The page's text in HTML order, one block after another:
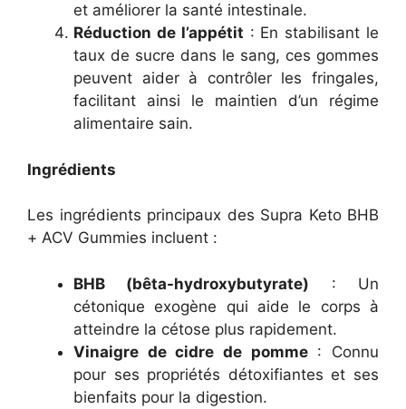
et améliorer la santé intestinale.
Réduction de l’appétit : En stabilisant le
taux de sucre dans le sang, ces gommes
peuvent aider à contrôler les fringales,
facilitant ainsi le maintien d’un régime
alimentaire sain.
Ingrédients
Les ingrédients principaux des Supra Keto BHB
+ ACV Gummies incluent :
BHB (bêta-hydroxybutyrate) : Un
cétonique exogène qui aide le corps à
atteindre la cétose plus rapidement.
Vinaigre de cidre de pomme: Connu
pour ses propriétés détoxifiantes et ses
bienfaits pour la digestion.